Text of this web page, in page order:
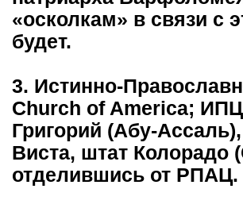
«осколкам» в связи с
будет.
3. Истинно-
Church of America;
Григорий (Абу-
Виста, штат Колорадо
отделившись от РПАЦ.